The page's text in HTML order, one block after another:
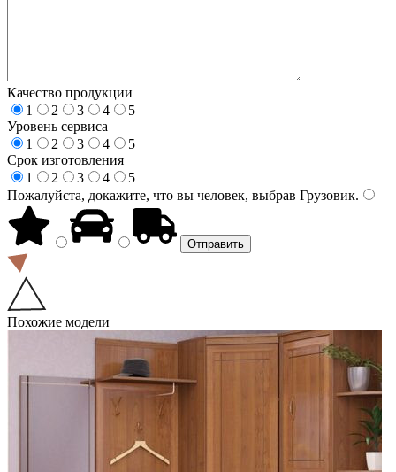
Качество продукции
1
2 3 4
5
Уровень сервиса
1
2 3 4
5
Срок изготовления
1
2 3 4
5
Пожалуйста, докажите, что вы человек, выбрав Грузовик.
Похожие модели